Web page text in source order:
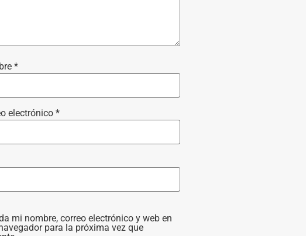
*
electrónico *
mi nombre, correo electrónico y web en
para la próxima vez que